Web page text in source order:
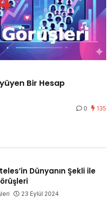
Bir Hesap
0 135
Dünyanın Şekli ile
23 Eylül 2024